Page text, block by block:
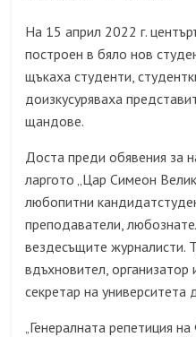
На 15 април 2022 г.
построен в бяло нов
щъкаха студенти,
доизкусуряваха
щандове.
Доста преди обявения за
ларгото „Цар Симеон
любопитни
преподаватели,
вездесъщите журналисти.
вдъхновител, организатор
секретар на университета
„Генералната репетиция